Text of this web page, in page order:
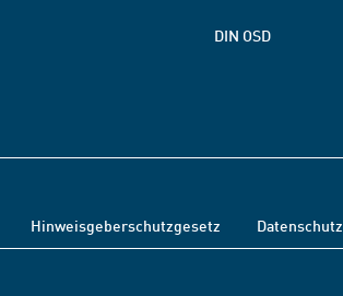
DIN OSD
Hinweisgeberschutzgesetz Datenschutz